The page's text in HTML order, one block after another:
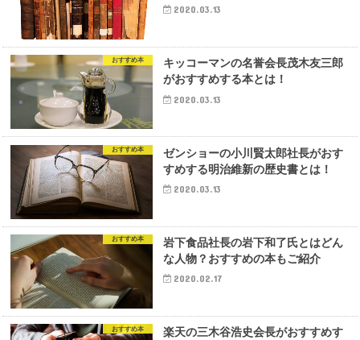
2020.03.13
おすすめ本
キッコーマンの名誉会長茂木友三郎
がおすすめする本とは！
2020.03.13
おすすめ本
ゼンショーの小川賢太郎社長がおす
すめする明治維新の歴史書とは！
2020.03.13
おすすめ本
岩下食品社長の岩下和了氏とはどん
な人物？おすすめの本もご紹介
2020.02.17
おすすめ本
楽天の三木谷浩史会長がおすすめす